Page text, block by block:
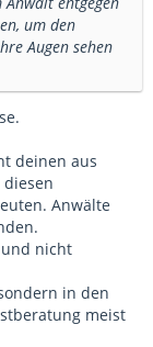
feinde. Hier
Es geht
animieren
oder
bedeuten soll,
festlegen
dürfen.
lange braucht
sagt dir wie
darf.
ihr eine
um den
Augen sehen
deinen aus
diesen
Anwälte
nicht
in den
meist